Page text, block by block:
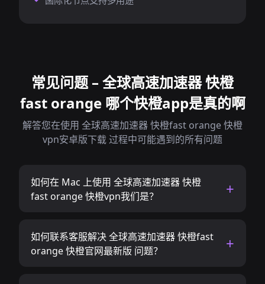
常见问题 – 全球高速加速器 快橙
fast orange 哪个快橙app是真的啊
解答您在使用 全球高速加速器 快橙fast orange 快橙
vpn安卓版下载 过程中可能遇到的所有问题
如何在 Mac 上使用 全球高速加速器 快橙
fast orange 快橙vpn我们是？
如何联系客服解决 全球高速加速器 快橙fast
orange 快橙官网最新版 问题？